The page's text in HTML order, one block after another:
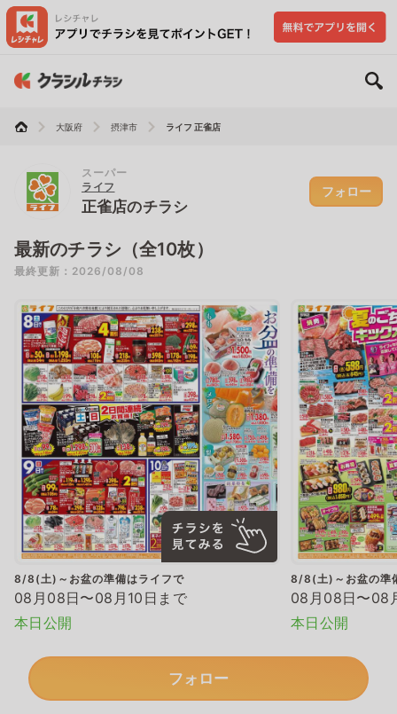
大阪府 摂津市 ライフ 正雀店
スーパー
ライフ
正雀店のチラシ
フォロー
最新のチラシ（全10枚）
最終更新：2026/08/08
8/8(土)～お盆の準備はライフで
08月08日〜08月10日まで
本日公開
8/8(土)～お盆の準
08月08日〜08
本日公開
フォロー